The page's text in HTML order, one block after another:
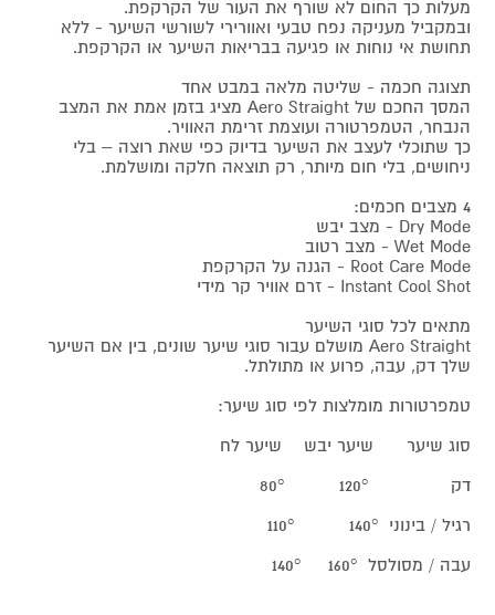
מעלות כך החום לא שורף את העור של הקרקפת.
ובמקביל מעניקה נפח טבעי ואוורירי לשורשי השיער - ללא
תחושת אי נוחות או פגיעה בבריאות השיער או הקרקפת.
תצוגה חכמה - שליטה מלאה במבט אחד
המסך החכם של Aero Straight מציג בזמן אמת את המצב
הנבחר, הטמפרטורה ועוצמת זרימת האוויר.
כך שתוכלי לעצב את השיער בדיוק כפי שאת רוצה – בלי
ניחושים, בלי חום מיותר, רק תוצאה חלקה ומושלמת.
4 מצבים חכמים:
Dry Mode - מצב יבש
Wet Mode - מצב רטוב
Root Care Mode - הגנה על הקרקפת
Instant Cool Shot - זרם אוויר קר מידי
מתאים לכל סוגי השיער
Aero Straight מושלם עבור סוגי שיער שונים, בין אם השיער
שלך דק, עבה, פרוע או מתולתל.
טמפרטורות מומלצות לפי סוג שיער:
סוג שיער שיער יבש שיער לח
דק 120° 80°
רגיל / בינוני 140° 110°
עבה / מסולסל 160° 140°